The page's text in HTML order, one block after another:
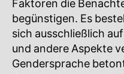
Faktoren die
begünstigen. Es
sich ausschließlich
und andere Aspekte
Gendersprache